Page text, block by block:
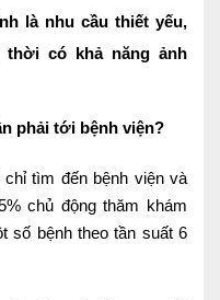
tôi
là nhu cầu thiết yếu,
có khả năng ảnh
phải tới bệnh viện?
tìm đến bệnh viện và
chủ động thăm khám
số bệnh theo tần suất 6